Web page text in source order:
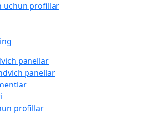
uchun profillar
panellar
panellar
profillar